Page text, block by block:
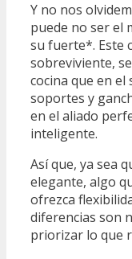
Y no nos
puede no ser el
su fuerte*. Este
sobreviviente,
cocina que en el
soportes y
en el aliado
inteligente.
Así que, ya sea
elegante, algo
ofrezca
diferencias son
priorizar lo que